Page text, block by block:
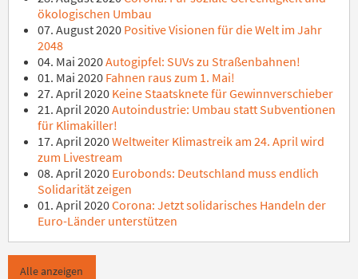
ökologischen Umbau
07. August 2020 Positive Visionen für die Welt im Jahr
2048
04. Mai 2020Autogipfel: SUVs zu Straßenbahnen!
01. Mai 2020 Fahnen raus zum 1. Mai!
27. April 2020 Keine Staatsknete für Gewinnverschieber
21. April 2020Autoindustrie: Umbau statt Subventionen
für Klimakiller!
17. April 2020Weltweiter Klimastreik am 24. April wird
zum Livestream
08. April 2020 Eurobonds: Deutschland muss endlich
Solidarität zeigen
01. April 2020Corona: Jetzt solidarisches Handeln der
Euro-Länder unterstützen
Alle anzeigen